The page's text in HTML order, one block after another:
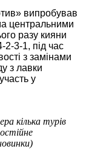
випробував
центральними
разу кияни
2-3-1, під час
з замінами
з лавки
у
кілька турів